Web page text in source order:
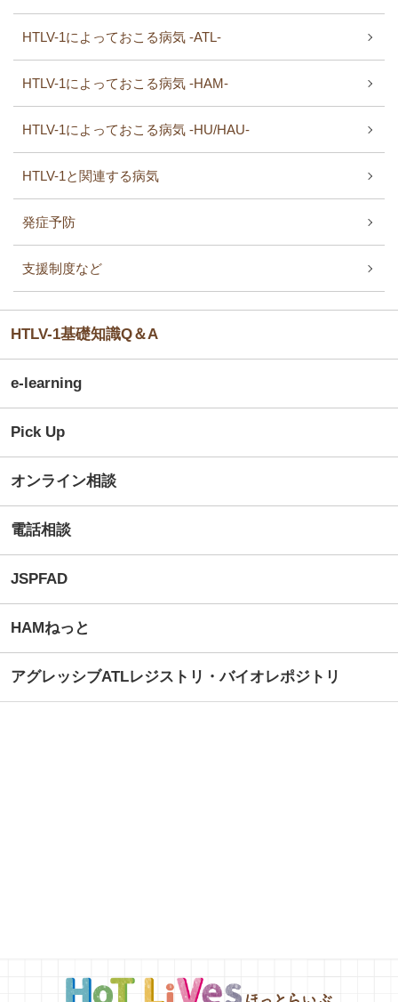
HTLV-1によっておこる病気 -ATL-
HTLV-1によっておこる病気 -HAM-
HTLV-1によっておこる病気 -HU/HAU-
HTLV-1と関連する病気
発症予防
支援制度など
HTLV-1基礎知識Q＆A
e-learning
Pick Up
オンライン相談
電話相談
JSPFAD
HAMねっと
アグレッシブATLレジストリ・バイオレポジトリ